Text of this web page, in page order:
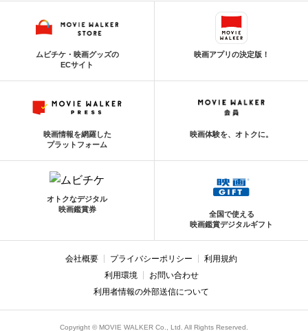
ムビチケ・映画グッズの
ECサイト
映画アプリの決定版！
映画情報を網羅した
プラットフォーム
映画体験を、オトクに。
オトクなデジタル
映画鑑賞券
全国で使える
映画鑑賞デジタルギフト
会社概要 プライバシーポリシー
利用規約
利用環境
お問い合わせ
利用者情報の外部送信について
Copyright © MOVIE WALKER Co., Ltd. All Rights Reserved.